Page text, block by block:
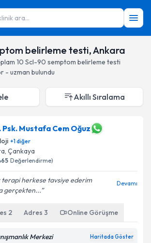
ara...
belirleme testi, Ankara
10 Scl-90 semptom belirleme testi
- uzman bulundu
Akıllı Sıralama
Psk. Mustafa Cem Oğuz
+1diğer
, Çankaya
Değerlendirme)
herkese tavsiye ederim
gerçekten...
Devamı
2 Adres 3 Online Görüşme
Merkezi Haritada Göster